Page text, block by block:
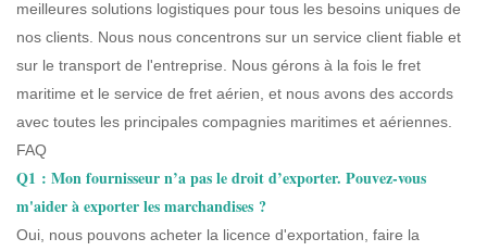
meilleures solutions logistiques pour tous les besoins uniques de
nos clients. Nous nous concentrons sur un service client fiable et
sur le transport de l'entreprise. Nous gérons à la fois le fret
maritime et le service de fret aérien, et nous avons des accords
avec toutes les principales compagnies maritimes et aériennes.
FAQ
Q1 : Mon fournisseur n’a pas le droit d’exporter. Pouvez-vous
m'aider à exporter les marchandises ?
Oui, nous pouvons acheter la licence d'exportation, faire la